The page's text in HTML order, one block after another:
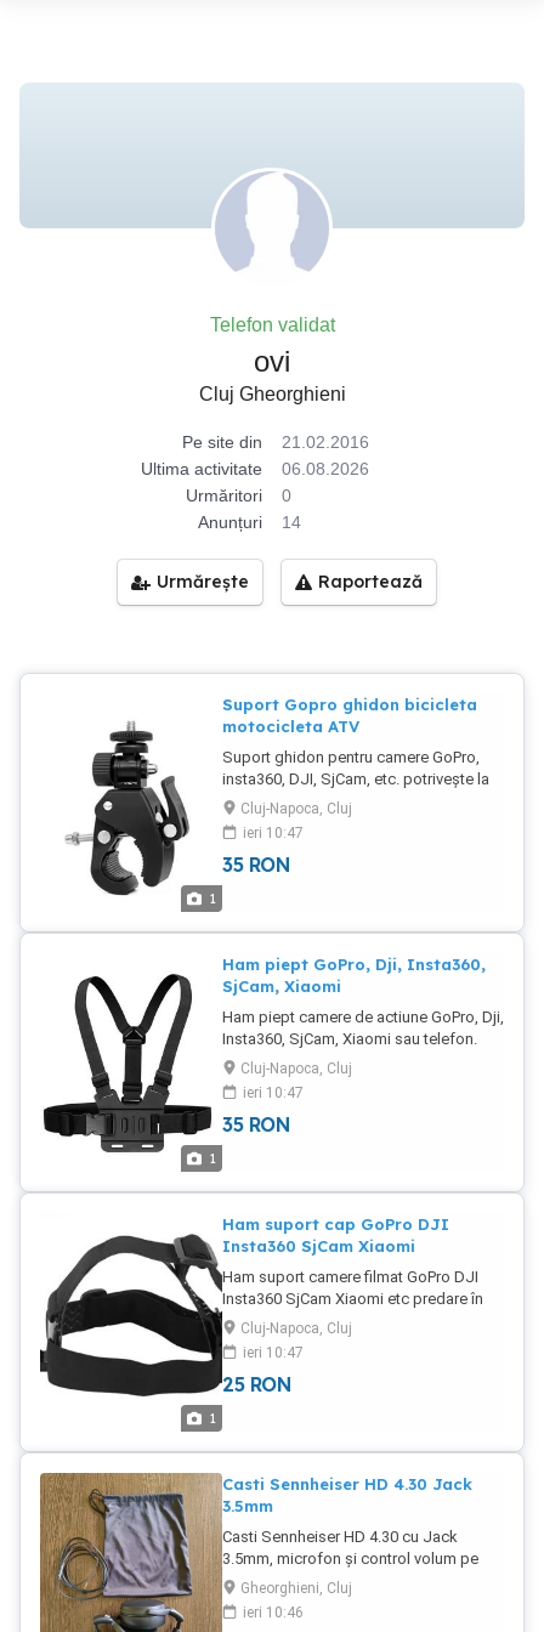
Telefon validat
ovi
Cluj Gheorghieni
Pe site din
21.02.2016
Ultima activitate
06.08.2026
Urmăritori
0
Anunțuri
14
Urmărește Raportează
1
Suport Gopro ghidon bicicleta
motocicleta ATV
Suport ghidon pentru camere GoPro,
insta360, DJI, SjCam, etc. potrivește la
bicicletă, motociclete, ATV predare în
Cluj-Napoca sau livrare prin curier
easybox
Cluj-Napoca, Cluj
ieri 10:47
35 RON
1
Ham piept GoPro, Dji, Insta360,
SjCam, Xiaomi
Ham piept camere de actiune GoPro, Dji,
Insta360, SjCam, Xiaomi sau telefon.
Predare în Cluj-Napoca sau expediere
prin curier easybox
Cluj-Napoca, Cluj
ieri 10:47
35 RON
1
Ham suport cap GoPro DJI
Insta360 SjCam Xiaomi
Ham suport camere filmat GoPro DJI
Insta360 SjCam Xiaomi etc predare în
Cluj-Napoca sau livrare prin curier
easybox
Cluj-Napoca, Cluj
ieri 10:47
25 RON
Casti Sennheiser HD 4.30 Jack
3.5mm
Casti Sennheiser HD 4.30 cu Jack
3.5mm, microfon și control volum pe
cablu Căștile folosite puțin, urmele se
uzură se vad in poze
Gheorghieni, Cluj
ieri 10:46